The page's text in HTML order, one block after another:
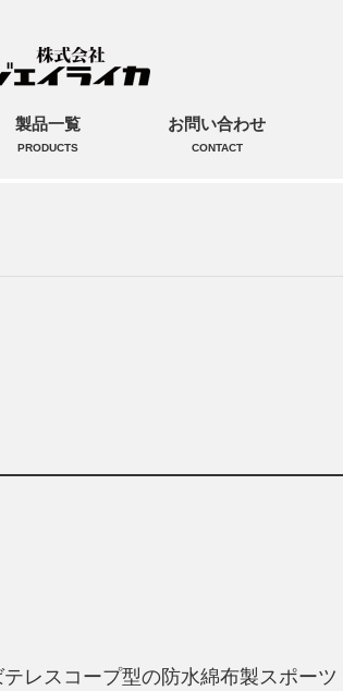
製品一覧
PRODUCTS
お問い合わせ
CONTACT
レスコープ型の防水綿布製スポーツ